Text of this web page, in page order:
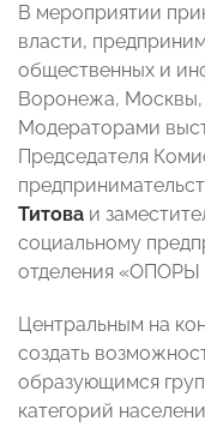
В мероприятии
власти,
общественных и
Воронежа, Москвы,
Модераторами
Председателя
Титова и
социальному
отделения
Центральным на
создать
образующимся
категорий